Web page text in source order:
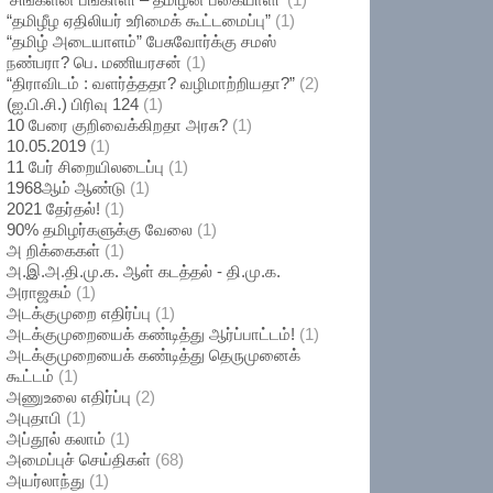
“தமிழீழ ஏதிலியர் உரிமைக் கூட்டமைப்பு” (1)
“தமிழ் அடையாளம்” பேசுவோர்க்கு சமஸ்
நண்பரா? பெ. மணியரசன் (1)
“திராவிடம் : வளர்த்ததா? வழிமாற்றியதா?” (2)
(ஐ.பி.சி.) பிரிவு 124 (1)
10 பேரை குறிவைக்கிறதா அரசு? (1)
10.05.2019 (1)
11 பேர் சிறையிலடைப்பு (1)
1968ஆம் ஆண்டு (1)
2021 தேர்தல்! (1)
90% தமிழர்களுக்கு வேலை (1)
அ றிக்கைகள் (1)
அ.இ.அ.தி.மு.க. ஆள் கடத்தல் - தி.மு.க.
அராஜகம் (1)
அடக்குமுறை எதிர்ப்பு (1)
அடக்குமுறையைக் கண்டித்து ஆர்ப்பாட்டம்! (1)
அடக்குமுறையைக் கண்டித்து தெருமுனைக்
கூட்டம் (1)
அணுஉலை எதிர்ப்பு (2)
அபுதாபி (1)
அப்தூல் கலாம் (1)
அமைப்புச் செய்திகள் (68)
அயர்லாந்து (1)